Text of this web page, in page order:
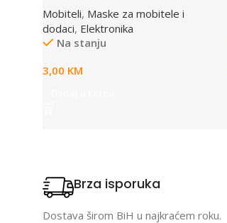
65x100mm
Mobiteli, Maske za mobitele i
dodaci, Elektronika
Na stanju
3,00 KM
Brza isporuka
Dostava širom BiH u najkraćem roku.